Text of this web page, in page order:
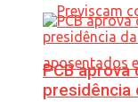
PCB aprova
presidência